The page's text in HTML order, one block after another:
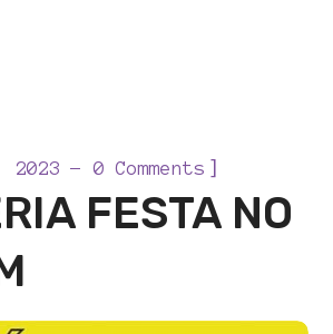
2023 0 Comments ]
FESTA NO